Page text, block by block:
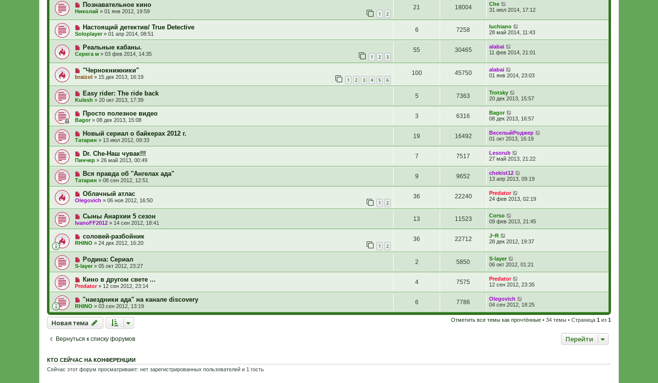
Познавательное кино
Николай » 01 янв 2012, 19:59 1 2
21 18004
Сhe
31 июл 2014, 17:12
Настоящий детектив/ True Detective
Soloplayer» 01 апр 2014, 08:51
6 7258
luchiano
28 май 2014, 11:43
Реальные кабаны.
Серега м » 03 фев 2014, 14:35 1 2 3
55 30465
alabai
11 фев 2014, 21:01
"Чернокнижники"
braizol » 15 дек 2013, 16:19 1 2 3 4 5 6
100 45750
alabai
01 янв 2014, 23:03
Easy rider: The ride back
Kulesh » 20 окт 2013, 17:39
5 7363
Trotsky
20 дек 2013, 15:57
Просто полезное видео
Bagor» 08 дек 2013, 15:08
3 6316
Bagor
08 дек 2013, 16:57
Новый сериал о байкерах 2012 г.
Татарин » 13 июл 2012, 09:33
19 16492
ВеселыйРоджер
01 окт 2013, 16:19
Dr. Che-Наш чувак!!!
Пинчер » 26 май 2013, 00:49
7 7517
Lesorub
27 май 2013, 21:22
Вся правда об "Ангелах ада"
Татарин » 08 сен 2012, 12:51
9 9652
chekist12
13 апр 2013, 09:19
Облачный атлас
Olegovich » 06 ноя 2012, 16:50 1 2
36 22240
Predator
24 фев 2013, 02:19
Сыны Анархии 5 сезон
IvanoFF2012 » 14 сен 2012, 18:41
13 11523
Corso
09 фев 2013, 21:45
соловей-разбойник
RHINO » 24 дек 2012, 16:20 1 2
36 22712
J~R
28 дек 2012, 19:37
Родина: Сериал
S-layer » 05 окт 2012, 23:27
2 5850
S-layer
06 окт 2012, 01:21
Кино в другом свете ...
Predator» 12 сен 2012, 23:14
4 7575
Predator
12 сен 2012, 23:35
"наездники ада" на канале discovery
RHINO » 03 сен 2012, 13:19
6 7786
Olegovich
04 сен 2012, 18:25
Новая тема
Новаятема Отметить все темы как прочтённые • 34 темы • Страница 1 из 1
Вернуться к списку форумов Перейти
КТО СЕЙЧАС НА КОНФЕРЕНЦИИ
Сейчас этот форум просматривают: нет зарегистрированных пользователей и 1 гость